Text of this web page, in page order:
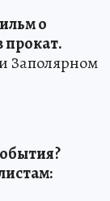
о
прокат.
Заполярном